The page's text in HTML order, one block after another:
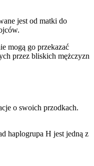
jest od matki do
mogą go przekazać
przez bliskich mężczyzn
o swoich przodkach.
haplogrupa H jest jedną z